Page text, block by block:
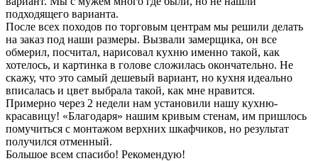
подходящего варианта.
После всех походов по торговым центрам мы решили делать
на заказ под наши размеры. Вызвали замерщика, он все
обмерил, посчитал, нарисовал кухню именно такой, как
хотелось, и картинка в голове сложилась окончательно. Не
скажу, что это самый дешевый вариант, но кухня идеально
вписалась и цвет выбрала такой, как мне нравится.
Примерно через 2 недели нам установили нашу кухню-
красавицу! «Благодаря» нашим кривым стенам, им пришлось
помучиться с монтажом верхних шкафчиков, но результат
получился отменный.
Большое всем спасибо! Рекомендую!